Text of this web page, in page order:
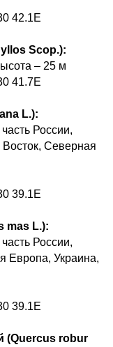
42.1E
Scop.):
– 25 м
41.7E
L.):
России,
Северная
39.1E
mas L.):
России,
Европа, Украина,
39.1E
(Quercus robur